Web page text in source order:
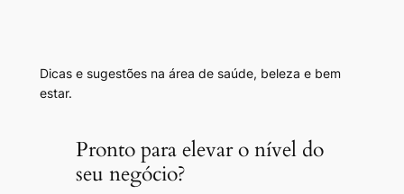
Dicas e sugestões na área de saúde, beleza e bem
estar.
Pronto para elevar o nível do
seu negócio?